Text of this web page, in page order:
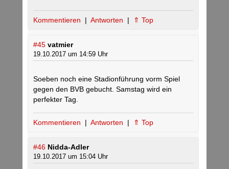
Kommentieren | Antworten | ⇑ Top
#45 vatmier
19.10.2017 um 14:59 Uhr
Soeben noch eine Stadionführung vorm Spiel
gegen den BVB gebucht. Samstag wird ein
perfekter Tag.
Kommentieren | Antworten | ⇑ Top
#46 Nidda-Adler
19.10.2017 um 15:04 Uhr